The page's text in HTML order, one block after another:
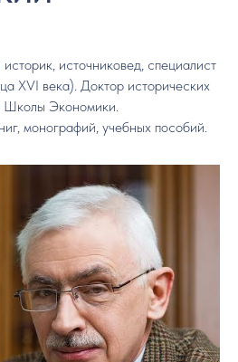
источниковед, специалист
XVI века). Доктор исторических
Школы Экономики.
монографий, учебных пособий.